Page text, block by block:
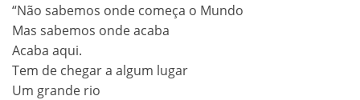
“Não sabemos onde começa o Mundo
Mas sabemos onde acaba
Acaba aqui.
Tem de chegar a algum lugar
Um grande rio